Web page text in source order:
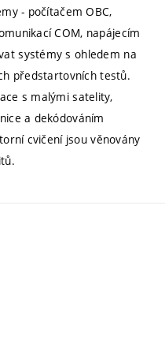
- počítačem OBC,
COM, napájecím
systémy s ohledem na
předstartovních testů.
s malými satelity,
a dekódováním
cvičení jsou věnovány